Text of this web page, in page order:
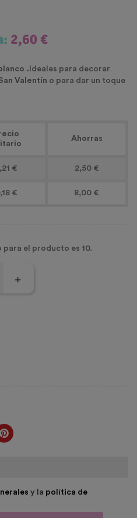
2,60 €
. Ideales para decorar
Valentín o para dar un toque
Ahorras
€ 2,50 €
€ 8,00 €
para el producto es 10.
y la política de